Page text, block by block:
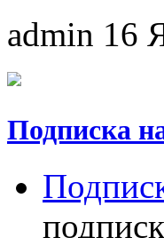
admin 16
Подписка